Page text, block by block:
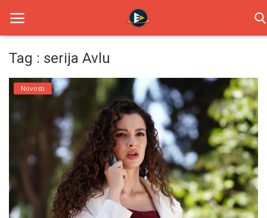
Home
Novosti
Filmovi
Contact
Tag : serija Avlu
Novosti